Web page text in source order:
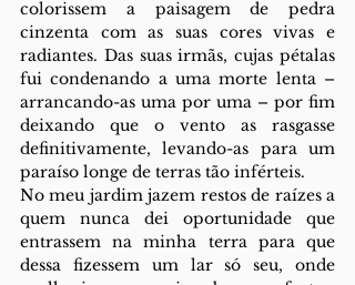
colorissem a paisagem de pedra
cinzenta com as suas cores vivas e
radiantes. Das suas irmãs, cujas pétalas
fui condenando a uma morte lenta –
arrancando-as uma por uma – por fim
deixando que o vento as rasgasse
definitivamente, levando-as para um
paraíso longe de terras tão inférteis.
No meu jardim jazem restos de raízes a
quem nunca dei oportunidade que
entrassem na minha terra para que
dessa fizessem um lar só seu, onde